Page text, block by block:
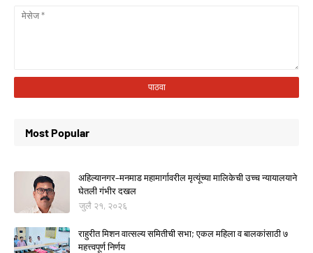
Most Popular
अहिल्यानगर–मनमाड महामार्गावरील मृत्यूंच्या मालिकेची उच्च न्यायालयाने
घेतली गंभीर दखल
जुलै २१, २०२६
राहुरीत मिशन वात्सल्य समितीची सभा; एकल महिला व बालकांसाठी ७
महत्त्वपूर्ण निर्णय